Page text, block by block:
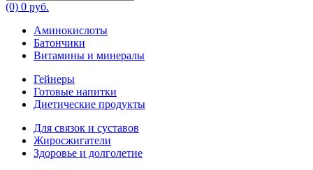
(0) 0 руб.
Аминокислоты
Батончики
Витамины и минералы
Гейнеры
Готовые напитки
Диетические продукты
Для связок и суставов
Жиросжигатели
Здоровье и долголетие